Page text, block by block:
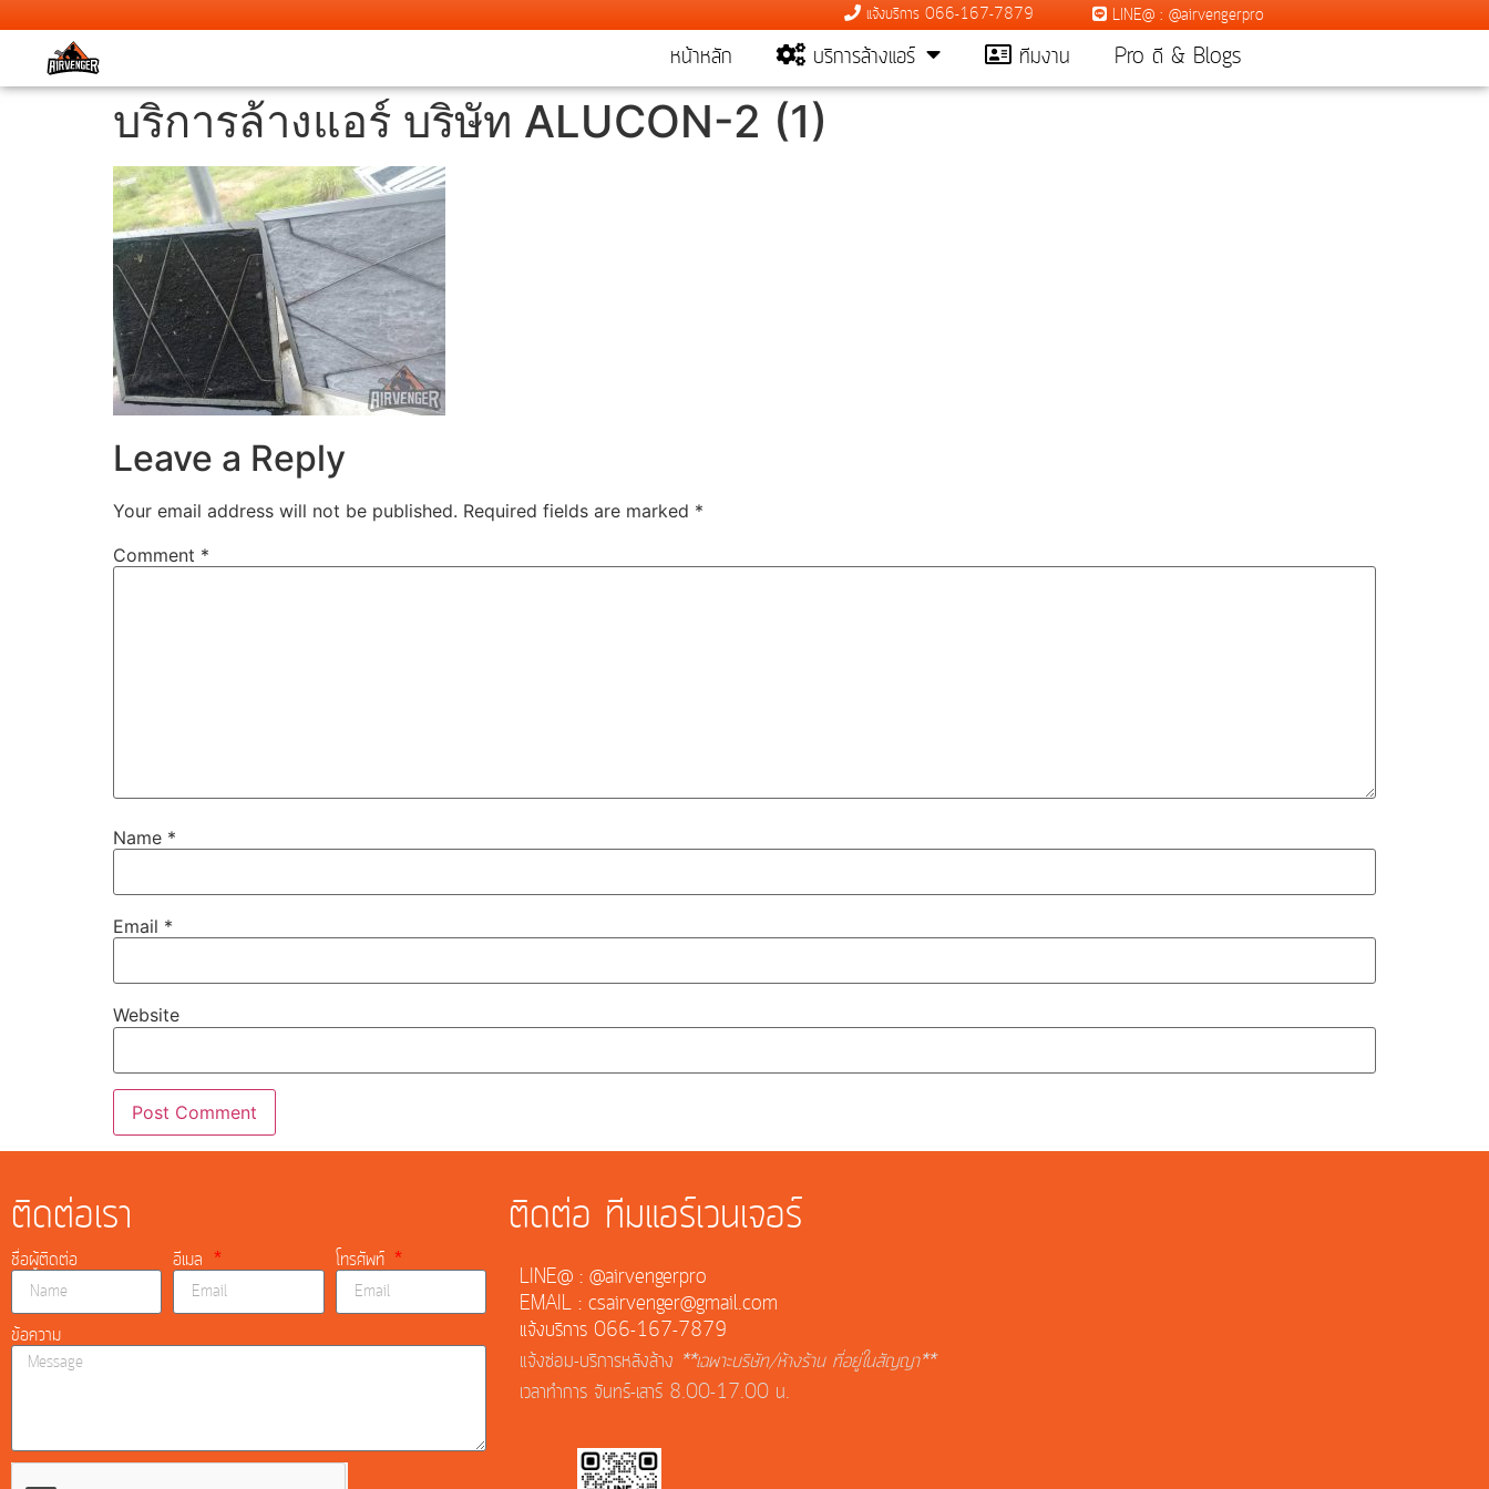
แจ้งบริการ 066-167-7879 LINE@ : @airvengerpro
หน้าหลัก บริการล้างแอร์ ทีมงาน Pro ดี & Blogs
บริการล้างแอร์ บริษัท ALUCON-2 (1)
Leave a Reply
Your email address will not be published. Required fields are marked *
Comment *
Name *
Email *
Website
ติดต่อเรา
ชื่อผู้ติดต่อ อีเมล โทรศัพท์
ข้อความ
ติดต่อ ทีมแอร์เวนเจอร์
LINE@ : @airvengerpro
EMAIL : csairvenger@gmail.com
แจ้งบริการ 066-167-7879
แจ้งซ่อม-บริการหลังล้าง **เฉพาะบริษัท/ห้างร้าน ที่อยู่ในสัญญา**
เวลาทำการ จันทร์-เสาร์ 8.00-17.00 น.